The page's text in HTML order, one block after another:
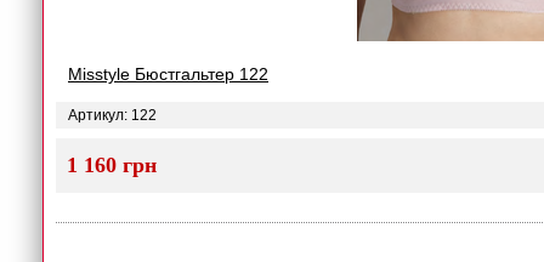
Misstyle Бюстгальтер 122
Артикул: 122
1 160 грн